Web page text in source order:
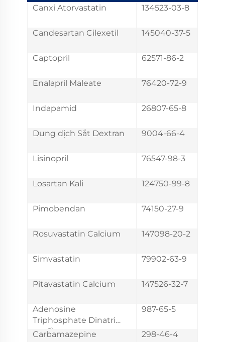
Canxi Atorvastatin
134523-03-8
Candesartan Cilexetil 145040-37-5
Captopril 62571-86-2
Enalapril Maleate 76420-72-9
Indapamid 26807-65-8
Dung dịch Sắt Dextran 9004-66-4
Lisinopril 76547-98-3
Losartan Kali 124750-99-8
Pimobendan 74150-27-9
Rosuvastatin Calcium 147098-20-2
Simvastatin 79902-63-9
Pitavastatin Calcium 147526-32-7
Adenosine
Triphosphate Dinatri
muối
987-65-5
Carbamazepine 298-46-4